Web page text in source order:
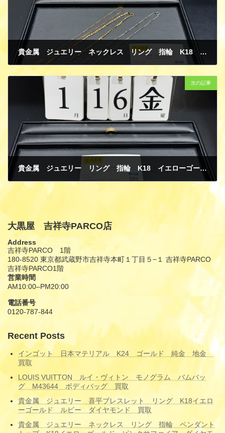
貴金属 ジュエリー ネックレス リング 指輪 K18 イエローゴールド PT850 プラチナ ダイヤモンド ヒスイ 買取
1月 23, 2026
次の記事
貴金属 ジュエリー リング 指輪 K18 イエローゴールド 買取
1月 23, 2026
大黒屋 吉祥寺PARCO店
Address
吉祥寺PARCO 1階
180-8520 東京都武蔵野市吉祥寺本町１丁目５−１ 吉祥寺PARCO
吉祥寺PARCO1階
営業時間
AM10:00–PM20:00
電話番号
0120-787-844
Recent Posts
インゴット 日本マテリアル K24 ゴールド 純金 地金
買取
LOUIS VUITTON ルイ・ヴィトン モノグラム バムバッ
グ M43644 ボディバッグ 買取
貴金属 ジュエリー 喜平ブレスレット リング K18イエロ
ーゴールド ルビー ダイヤモンド 買取
貴金属 ジュエリー ネックレス リング 指輪 ペンダント